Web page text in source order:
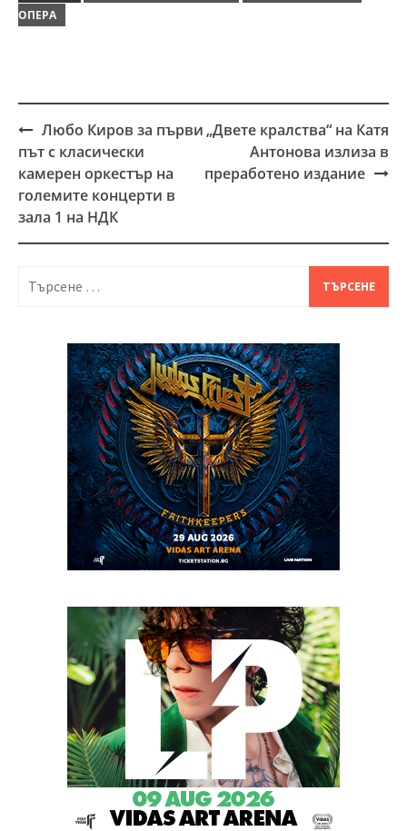
ОПЕРА
Post
navigation
Любо Киров за първи
път с класически
камерен оркестър на
големите концерти в
зала 1 на НДК
„Двете кралства“ на Катя
Антонова излиза в
преработено издание
Търсене